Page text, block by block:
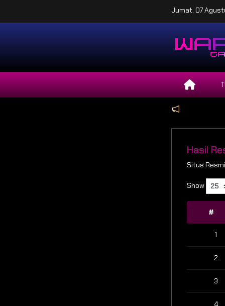
Jumat, 07
Hasil
Situs
Show
#
1
2
3
4